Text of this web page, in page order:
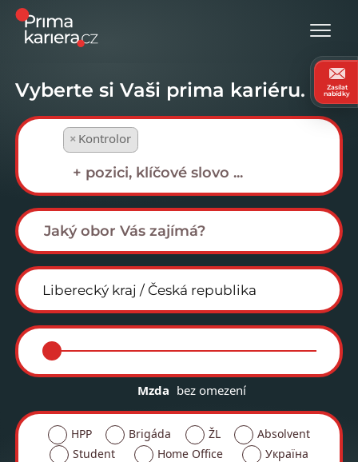
Vyberte si Vaši prima kariéru.
× Kontrolor
Mzda bez omezení
HPP Brigáda ŽL
Absolvent
Student
Home Office
Україна
Zasílat
nabídky